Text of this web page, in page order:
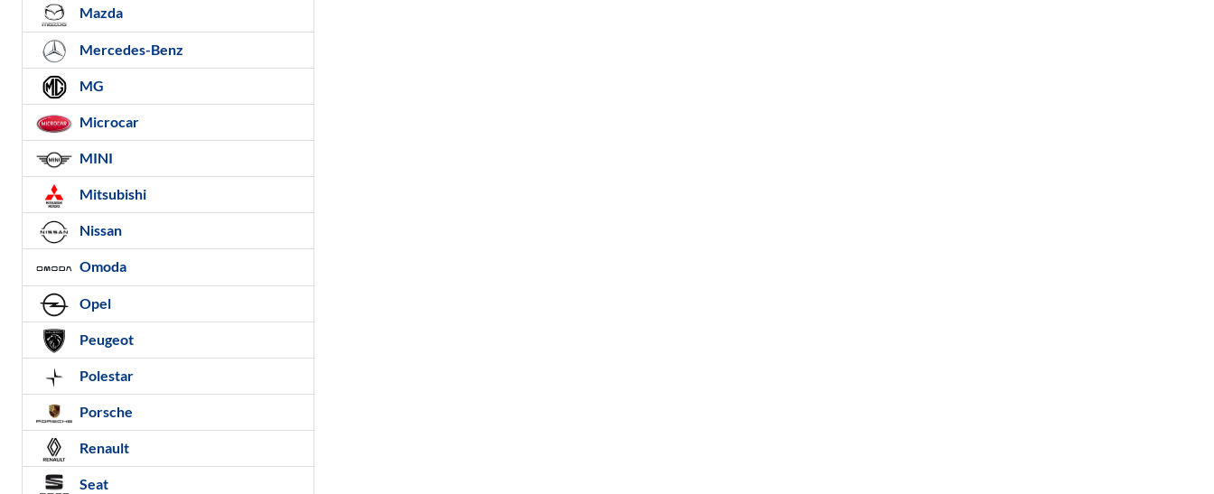
Mazda
Mercedes-Benz
MG
Microcar
MINI
Mitsubishi
Nissan
Omoda
Opel
Peugeot
Polestar
Porsche
Renault
Seat